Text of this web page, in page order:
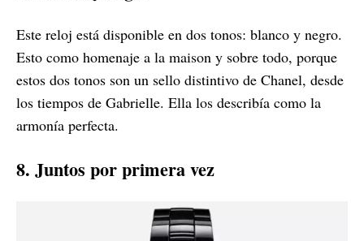
Este reloj está disponible en dos tonos: blanco y negro.
Esto como homenaje a la maison y sobre todo, porque
estos dos tonos son un sello distintivo de Chanel, desde
los tiempos de Gabrielle. Ella los describía como la
armonía perfecta.
8. Juntos por primera vez